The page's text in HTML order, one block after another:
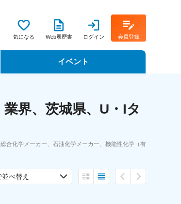
気になる Web履歴書 ログイン 会員登録
イベント
転職フェア
界、茨城県、U・Iタ
合化学メーカー、石油化学メーカー、機能性化学（有
べ替え